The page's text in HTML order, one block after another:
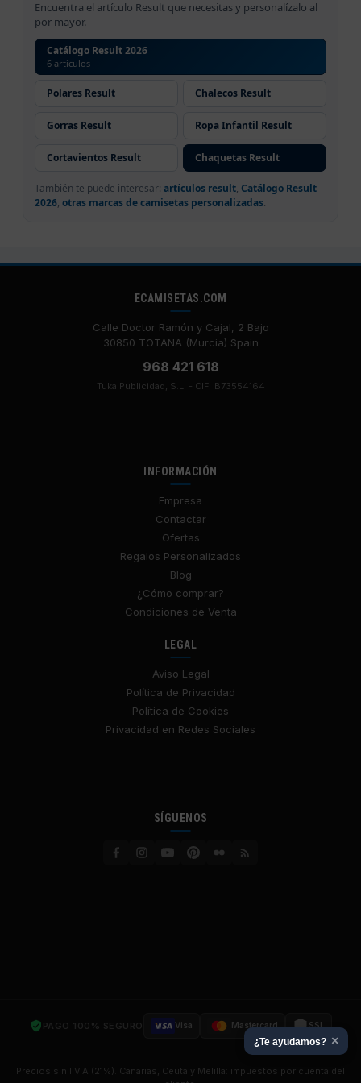
Encuentra el artículo Result que necesitas y personalízalo al
por mayor.
Catálogo Result 2026
6 artículos
Polares Result Chalecos Result
Gorras Result Ropa Infantil Result
Cortavientos Result Chaquetas Result
También te puede interesar: artículos result, Catálogo Result
2026, otras marcas de camisetas personalizadas.
ECAMISETAS.COM
Calle Doctor Ramón y Cajal, 2 Bajo
30850 TOTANA (Murcia) Spain
968 421 618
Tuka Publicidad, S.L. - CIF: B73554164
INFORMACIÓN
Empresa
Contactar
Ofertas
Regalos Personalizados
Blog
¿Cómo comprar?
Condiciones de Venta
LEGAL
Aviso Legal
Política de Privacidad
Política de Cookies
Privacidad en Redes Sociales
SÍGUENOS
PAGO 100% SEGURO Visa Mastercard SSL
Precios sin I.V.A (21%). Canarias, Ceuta y Melilla: impuestos por cuenta del
¿Te ayudamos? ×